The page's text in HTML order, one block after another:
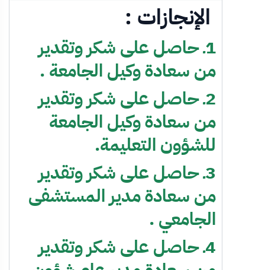
الإنجازات :
1ـ حاصل على شكر وتقدير
من سعادة وكيل الجامعة .
2ـ حاصل على شكر وتقدير
من سعادة وكيل الجامعة
للشؤون التعليمة.
3ـ حاصل على شكر وتقدير
من سعادة مدير المستشفى
الجامعي .
4ـ حاصل على شكر وتقدير